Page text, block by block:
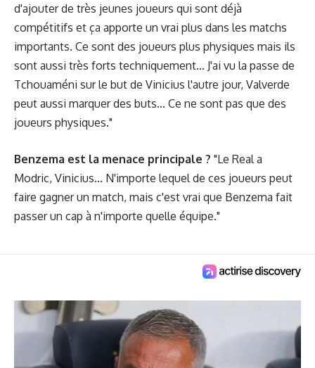
d'ajouter de très jeunes joueurs qui sont déjà
compétitifs et ça apporte un vrai plus dans les matchs
importants. Ce sont des joueurs plus physiques mais ils
sont aussi très forts techniquement... J'ai vu la passe de
Tchouaméni sur le but de Vinicius l'autre jour, Valverde
peut aussi marquer des buts... Ce ne sont pas que des
joueurs physiques."
Benzema est la menace principale ? "Le Real a
Modric, Vinicius... N'importe lequel de ces joueurs peut
faire gagner un match, mais c'est vrai que Benzema fait
passer un cap à n'importe quelle équipe."